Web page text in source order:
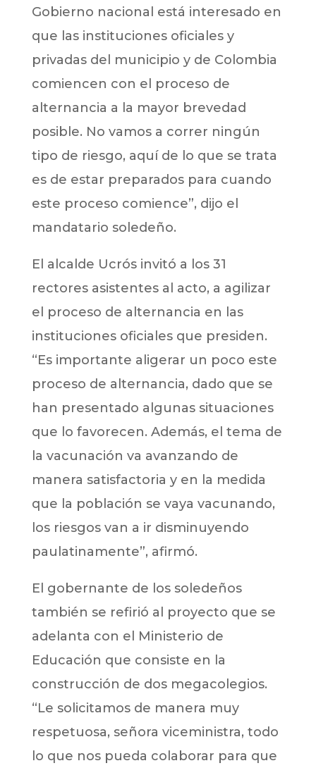
Gobierno nacional está interesado en
que las instituciones oficiales y
privadas del municipio y de Colombia
comiencen con el proceso de
alternancia a la mayor brevedad
posible. No vamos a correr ningún
tipo de riesgo, aquí de lo que se trata
es de estar preparados para cuando
este proceso comience”, dijo el
mandatario soledeño.
El alcalde Ucrós invitó a los 31
rectores asistentes al acto, a agilizar
el proceso de alternancia en las
instituciones oficiales que presiden.
“Es importante aligerar un poco este
proceso de alternancia, dado que se
han presentado algunas situaciones
que lo favorecen. Además, el tema de
la vacunación va avanzando de
manera satisfactoria y en la medida
que la población se vaya vacunando,
los riesgos van a ir disminuyendo
paulatinamente”, afirmó.
El gobernante de los soledeños
también se refirió al proyecto que se
adelanta con el Ministerio de
Educación que consiste en la
construcción de dos megacolegios.
“Le solicitamos de manera muy
respetuosa, señora viceministra, todo
lo que nos pueda colaborar para que